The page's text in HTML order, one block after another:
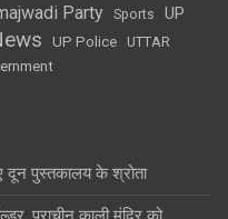
Party Sports
UP
UP Police
UTTAR
पुस्तकालय के श्रोता